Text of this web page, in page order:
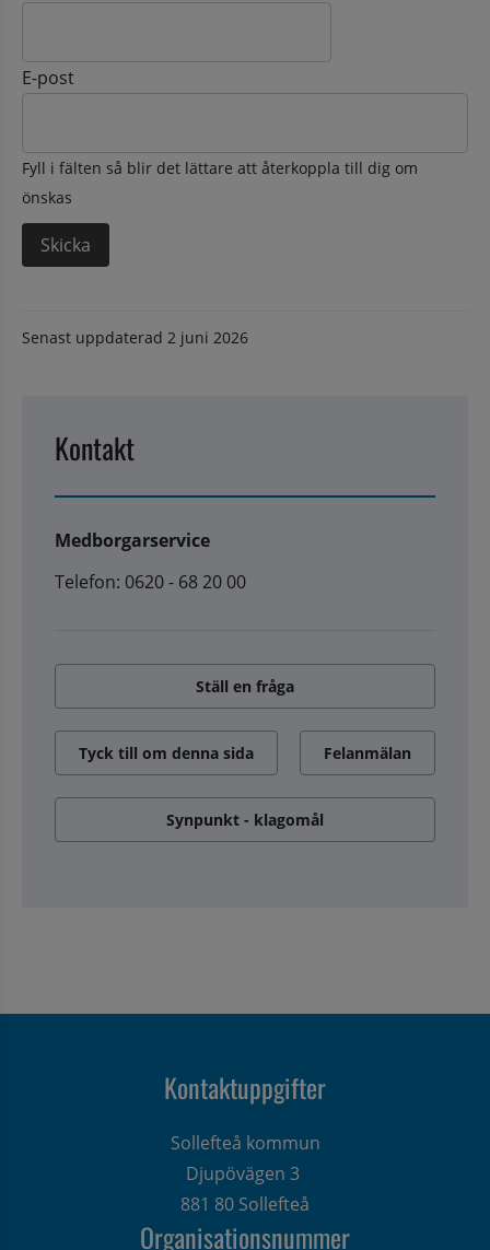
E-post
Fyll i fälten så blir det lättare att återkoppla till dig om
önskas
Senast uppdaterad 2 juni 2026
Kontakt
Medborgarservice
Telefon: 0620 - 68 20 00
Ställ en fråga
Tyck till om denna sida Felanmälan
Synpunkt - klagomål
Kontaktuppgifter
Sollefteå kommun
Djupövägen 3
881 80 Sollefteå
Organisationsnummer